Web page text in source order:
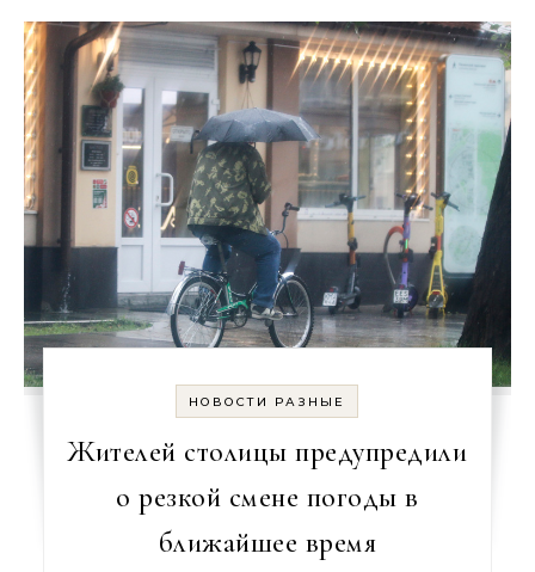
НОВОСТИ РАЗНЫЕ
Жителей столицы предупредили
о резкой смене погоды в
ближайшее время